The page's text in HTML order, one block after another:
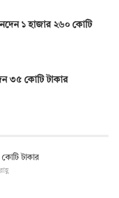
১ হাজার ২৬০ কোটি
৩৫ কোটি টাকার
টাকার